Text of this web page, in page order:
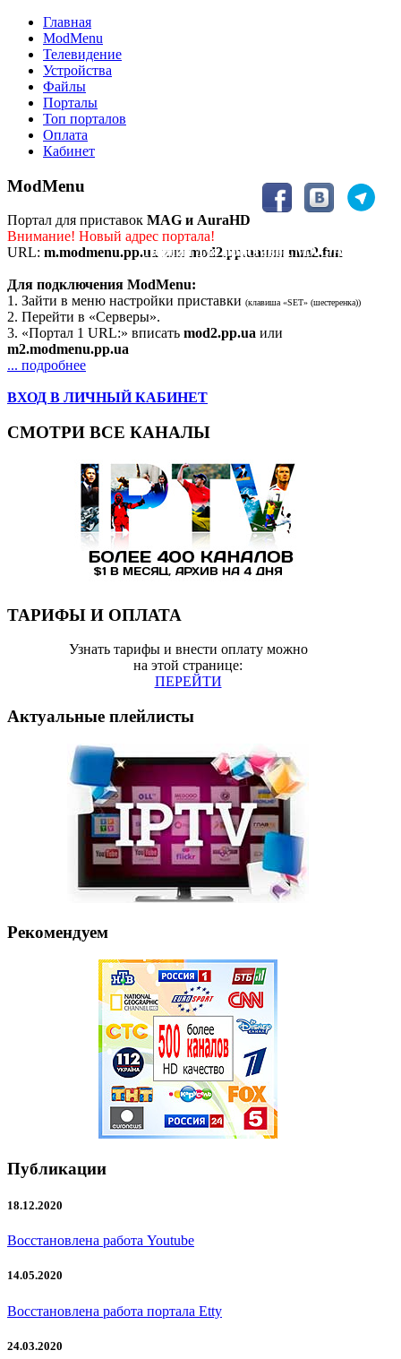
Главная
ModMenu
Телевидение
Устройства
Файлы
Порталы
Топ порталов
Оплата
Кабинет
Портал для приставок MAG/AuraHD
ModMenu
Портал для приставок MAG и AuraHD
Внимание! Новый адрес портала!
URL: m.modmenu.pp.ua или mod2.pp.uaили mm2.fun
Для подключения ModMenu:
1. Зайти в меню настройки приставки (клавиша «SET» (шестеренка))
2. Перейти в «Серверы».
3. «Портал 1 URL:» вписать mod2.pp.ua или
m2.modmenu.pp.ua
... подробнее
ВХОД В ЛИЧНЫЙ КАБИНЕТ
СМОТРИ ВСЕ КАНАЛЫ
ТАРИФЫ И ОПЛАТА
Узнать тарифы и внести оплату можно
на этой странице:
ПЕРЕЙТИ
Актуальные плейлисты
Рекомендуем
Публикации
18.12.2020
Восстановлена работа Youtube
14.05.2020
Восстановлена работа портала Etty
24.03.2020